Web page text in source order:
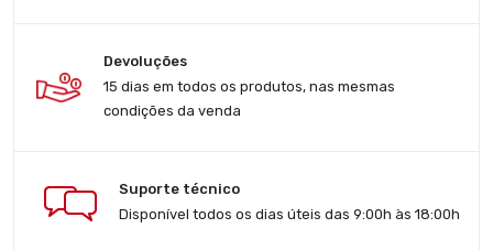
Devoluções
15 dias em todos os produtos, nas mesmas
condições da venda
Suporte técnico
Disponível todos os dias úteis das 9:00h às 18:00h